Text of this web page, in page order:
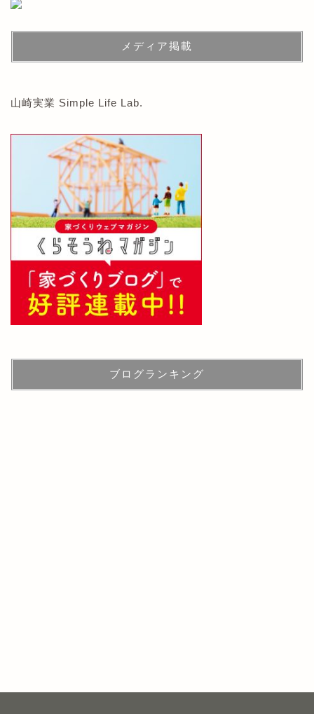
メディア掲載
山崎実業 Simple Life Lab.
ブログランキング